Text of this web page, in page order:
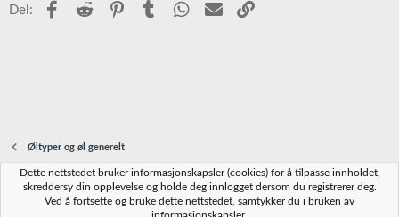
Del: Facebook
Reddit PinterestTumblr WhatsApp
E-post
Øltyper og øl generelt
Norbrygg-default
Vilkår og regler Personvernregler
Dette nettstedet bruker informasjonskapsler (cookies) for å tilpasse innholdet,
skreddersy din opplevelse og holde deg innlogget dersom du registrerer deg.
Ved å fortsette og bruke dette nettstedet, samtykker du i bruken av